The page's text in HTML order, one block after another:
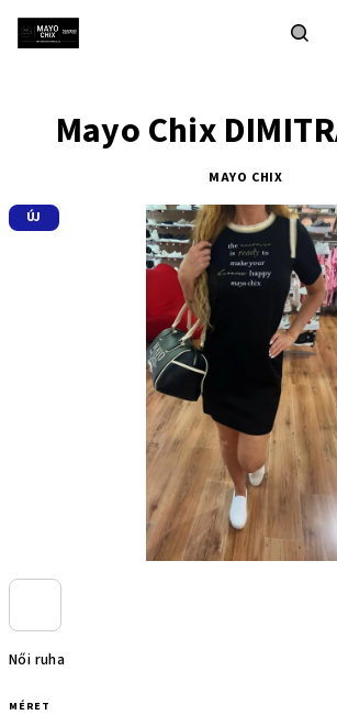
Női ruha
MÉRET
Mayo Chix
MAYO CHIX
ÚJ